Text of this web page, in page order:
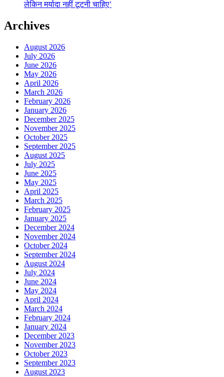
लेकिन मर्यादा नहीं टूटनी चाहिए’
Archives
August 2026
July 2026
June 2026
May 2026
April 2026
March 2026
February 2026
January 2026
December 2025
November 2025
October 2025
September 2025
August 2025
July 2025
June 2025
May 2025
April 2025
March 2025
February 2025
January 2025
December 2024
November 2024
October 2024
September 2024
August 2024
July 2024
June 2024
May 2024
April 2024
March 2024
February 2024
January 2024
December 2023
November 2023
October 2023
September 2023
August 2023